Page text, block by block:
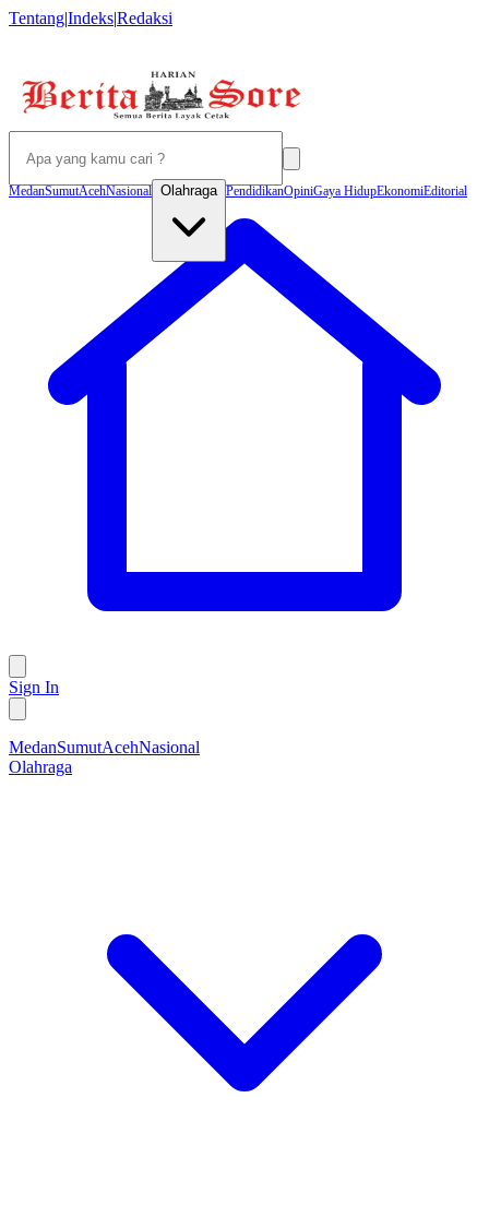
Tentang|Indeks|Redaksi
MedanSumutAcehNasional Olahraga PendidikanOpiniGaya HidupEkonomiEditorial
Sign In
MedanSumutAcehNasional
Olahraga